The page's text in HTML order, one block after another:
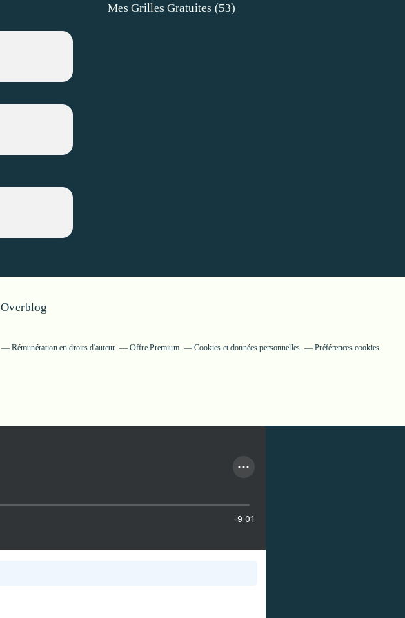
Mes Grilles Gratuites (53)
Overblog
Rémunération en droits d'auteur Offre Premium Cookies et données personnelles Préférences cookies
-9:01